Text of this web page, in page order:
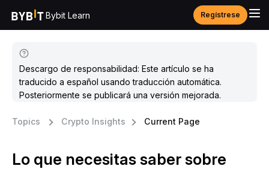
Bybit Learn Regístrese
Descargo de responsabilidad: Este artículo se ha
traducido a español usando traducción automática.
Posteriormente se publicará una versión mejorada.
Topics Crypto Insights Current Page
Lo que necesitas saber sobre